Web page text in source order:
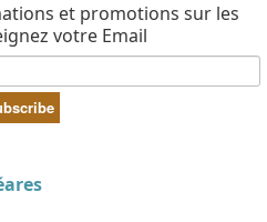
et promotions sur les
votre Email